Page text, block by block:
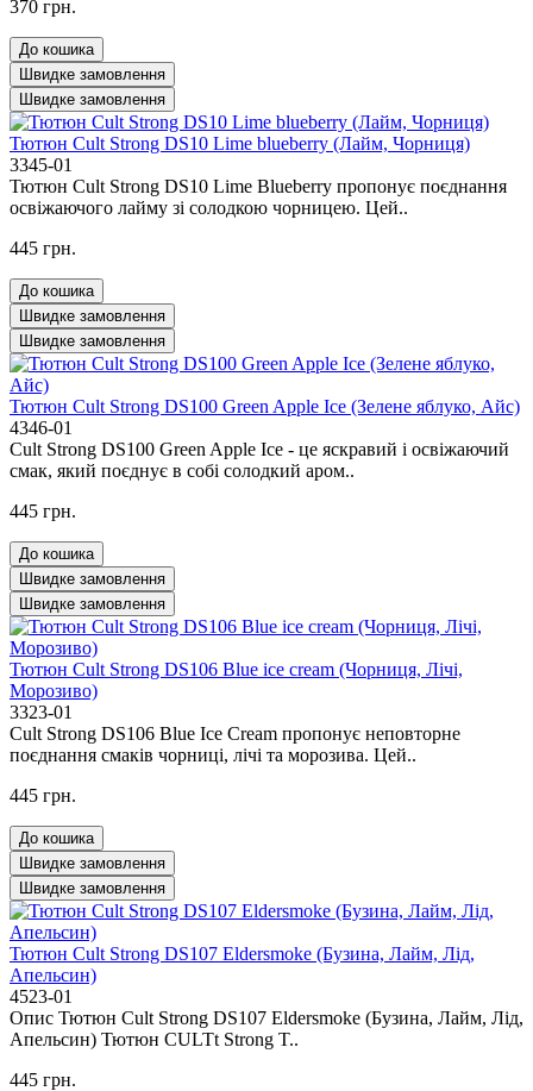
370 грн.
До кошика
Швидке замовлення
Швидке замовлення
Тютюн Cult Strong DS10 Lime blueberry (Лайм, Чорниця)
3345-01
Тютюн Cult Strong DS10 Lime Blueberry пропонує поєднання
освіжаючого лайму зі солодкою чорницею. Цей..
445 грн.
До кошика
Швидке замовлення
Швидке замовлення
Тютюн Cult Strong DS100 Green Apple Ice (Зелене яблуко, Айс)
4346-01
Cult Strong DS100 Green Apple Ice - це яскравий і освіжаючий
смак, який поєднує в собі солодкий аром..
445 грн.
До кошика
Швидке замовлення
Швидке замовлення
Тютюн Cult Strong DS106 Blue ice cream (Чорниця, Лічі,
Морозиво)
3323-01
Cult Strong DS106 Blue Ice Cream пропонує неповторне
поєднання смаків чорниці, лічі та морозива. Цей..
445 грн.
До кошика
Швидке замовлення
Швидке замовлення
Тютюн Cult Strong DS107 Eldersmoke (Бузина, Лайм, Лід,
Апельсин)
4523-01
Опис Тютюн Cult Strong DS107 Eldersmoke (Бузина, Лайм, Лід,
Апельсин) Тютюн CULTt Strong T..
445 грн.